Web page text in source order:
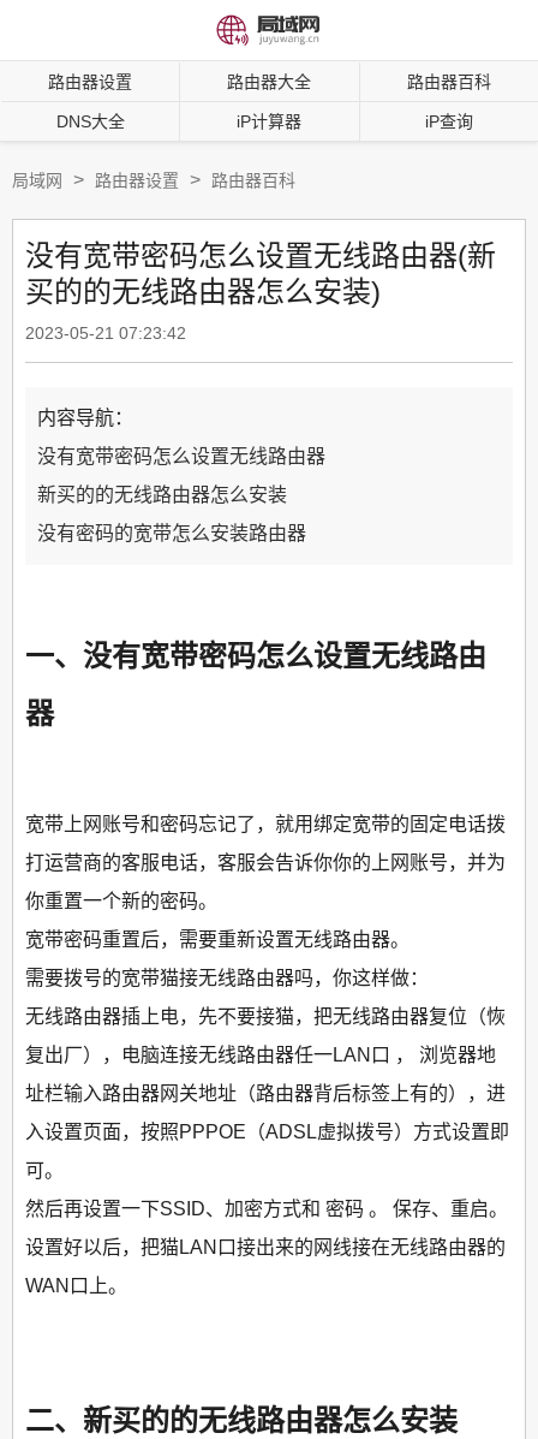
路由器设置 路由器大全 路由器百科
DNS大全 iP计算器 iP查询
局域网 > 路由器设置 > 路由器百科
没有宽带密码怎么设置无线路由器(新
买的的无线路由器怎么安装)
2023-05-21 07:23:42
内容导航：
没有宽带密码怎么设置无线路由器
新买的的无线路由器怎么安装
没有密码的宽带怎么安装路由器
一、没有宽带密码怎么设置无线路由
器
宽带上网账号和密码忘记了，就用绑定宽带的固定电话拨
打运营商的客服电话，客服会告诉你你的上网账号，并为
你重置一个新的密码。
宽带密码重置后，需要重新设置无线路由器。
需要拨号的宽带猫接无线路由器吗，你这样做：
无线路由器插上电，先不要接猫，把无线路由器复位（恢
复出厂），电脑连接无线路由器任一LAN口 ， 浏览器地
址栏输入路由器网关地址（路由器背后标签上有的），进
入设置页面，按照PPPOE（ADSL虚拟拨号）方式设置即
可。
然后再设置一下SSID、加密方式和 密码 。 保存、重启。
设置好以后，把猫LAN口接出来的网线接在无线路由器的
WAN口上。
二、新买的的无线路由器怎么安装